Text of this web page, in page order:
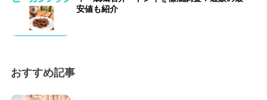
安値も紹介
おすすめ記事